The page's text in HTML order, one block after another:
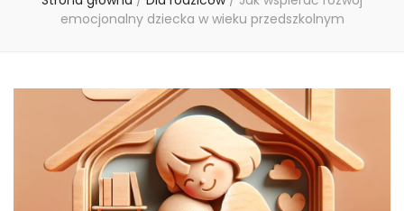
emocjonalny dziecka w wieku przedszkolnym